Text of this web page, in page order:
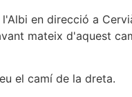
en direcció a
mateix d'aquest
el camí de la dreta.